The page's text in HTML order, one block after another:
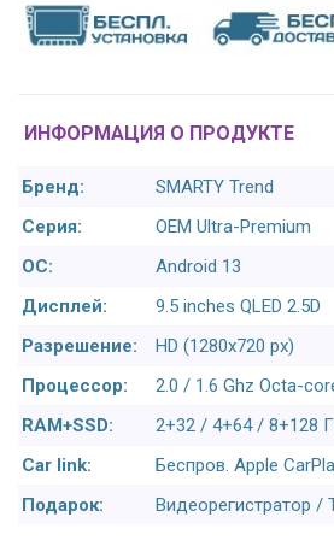
ИНФОРМАЦИЯ О ПРОДУКТЕ
Бренд:
SMARTY Trend
Серия:
OEM Ultra-Premium
ОС:
Android 13
Дисплей:
9.5 inches QLED 2.5D
Разрешение:
HD (1280х720 px)
Процессор:
2.0 / 1.6 Ghz Octa-
RAM+SSD:
2+32 / 4+64 / 8+128
Car link:
Беспров. Apple
Подарок:
Видеорегистратор /